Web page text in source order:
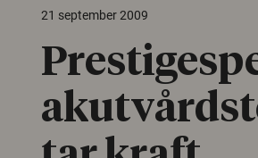
21 september 2009